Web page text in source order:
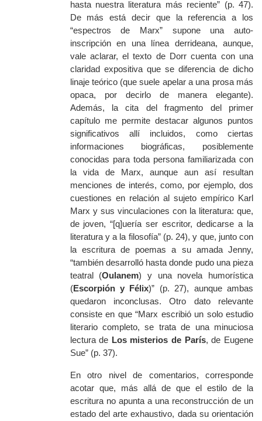
hasta nuestra literatura más reciente” (p. 47).
De más está decir que la referencia a los
“espectros de Marx” supone una auto-
inscripción en una línea derrideana, aunque,
vale aclarar, el texto de Dorr cuenta con una
claridad expositiva que se diferencia de dicho
linaje teórico (que suele apelar a una prosa más
opaca, por decirlo de manera elegante).
Además, la cita del fragmento del primer
capítulo me permite destacar algunos puntos
significativos allí incluidos, como ciertas
informaciones biográficas, posiblemente
conocidas para toda persona familiarizada con
la vida de Marx, aunque aun así resultan
menciones de interés, como, por ejemplo, dos
cuestiones en relación al sujeto empírico Karl
Marx y sus vinculaciones con la literatura: que,
de joven, “[q]uería ser escritor, dedicarse a la
literatura y a la filosofía” (p. 24), y que, junto con
la escritura de poemas a su amada Jenny,
“también desarrolló hasta donde pudo una pieza
teatral (Oulanem) y una novela humorística
(Escorpión y Félix)” (p. 27), aunque ambas
quedaron inconclusas. Otro dato relevante
consiste en que “Marx escribió un solo estudio
literario completo, se trata de una minuciosa
lectura de Los misterios de París, de Eugene
Sue” (p. 37).
En otro nivel de comentarios, corresponde
acotar que, más allá de que el estilo de la
escritura no apunta a una reconstrucción de un
estado del arte exhaustivo, dada su orientación